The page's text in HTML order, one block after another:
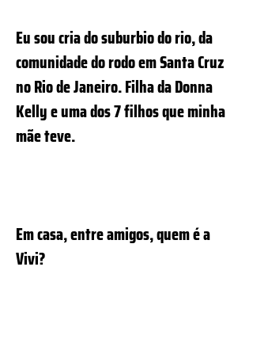
Eu sou cria do suburbio do rio, da
comunidade do rodo em Santa Cruz
no Rio de Janeiro. Filha da Donna
Kelly e uma dos 7 filhos que minha
mãe teve.
Em casa, entre amigos, quem é a
Vivi?